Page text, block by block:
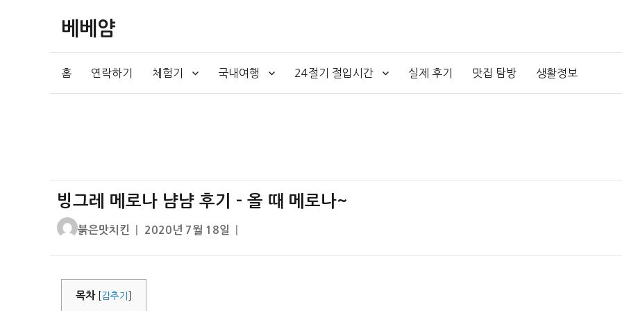
베베얌
홈 연락하기 체험기 국내여행 24절기 절입시간 실제 후기 맛집 탐방 생활정보
빙그레 메로나 냠냠 후기 – 올 때 메로나~
글
붉은맛치킨
작
자
2020년 7월 18일
목차 감추기